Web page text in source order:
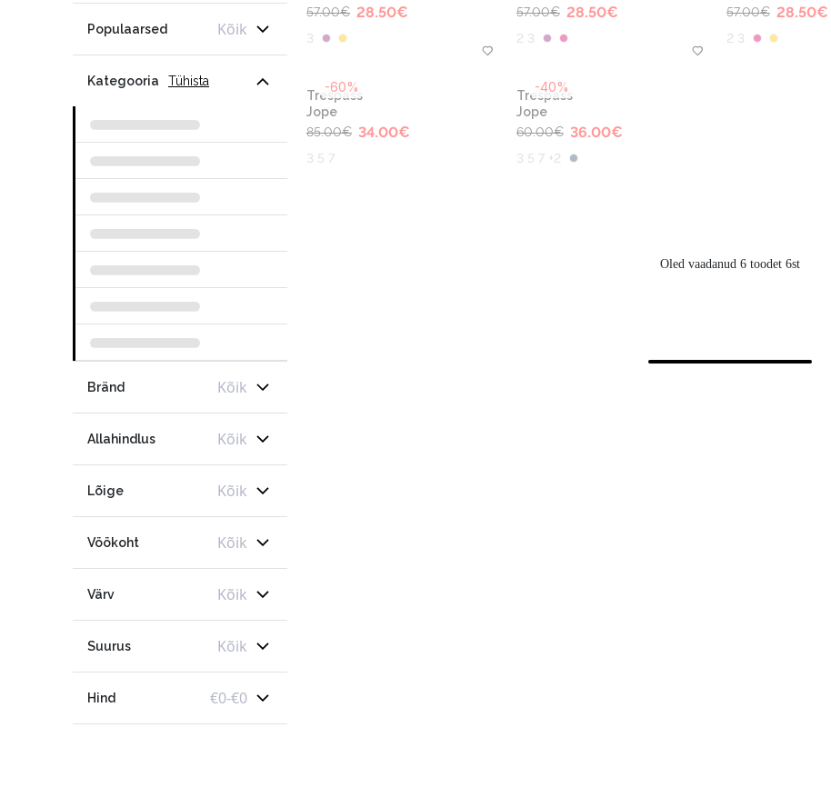
Populaarsed Kõik
Kategooria Tühista
Bränd Kõik
Allahindlus Kõik
Lõige Kõik
Vöökoht Kõik
Värv Kõik
Suurus Kõik
Hind €0-€0
57.00€ 28.50€
3
57.00€ 28.50€
2 3
57.00€ 28.50€
2 3
-60%
Trespass
Jope
85.00€ 34.00€
3 5 7
-40%
Trespass
Jope
60.00€ 36.00€
3 5 7 +2
Oled vaadanud 6 toodet 6st